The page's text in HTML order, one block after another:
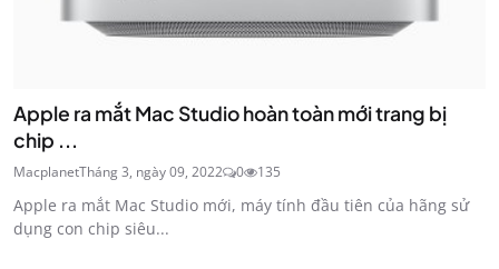
Apple ra mắt Mac Studio hoàn toàn mới trang bị
chip ...
MacplanetTháng 3, ngày 09, 2022 0 135
Apple ra mắt Mac Studio mới, máy tính đầu tiên của hãng sử
dụng con chip siêu...